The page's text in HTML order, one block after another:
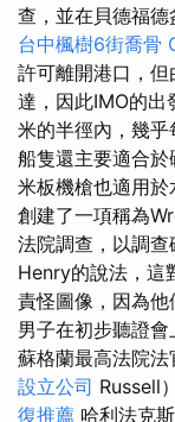
查，並在貝德福德
台中楓樹6街喬骨
許可離開港口，
達，因此IMO的出
米的半徑內，幾乎
船隻還主要適合
米板機槍也適用於
創建了一項稱為
法院調查，以調查
Henry的說法，這
責怪圖像，因為他
男子在初步聽證會
蘇格蘭最高法院法
設立公司 Russell
復推薦 哈利法克